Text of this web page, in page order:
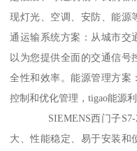
现灯光、空调、安防、能源
通运输系统方案：从城市交
以为您提供全面的交通信号
全性和效率。能源管理方案
控制和优化管理，tigao能源
SIEMENS西门子S7-
大、性能稳定、易于安装和